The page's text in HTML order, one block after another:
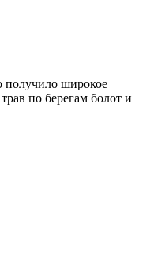
получило широкое
по берегам болот и